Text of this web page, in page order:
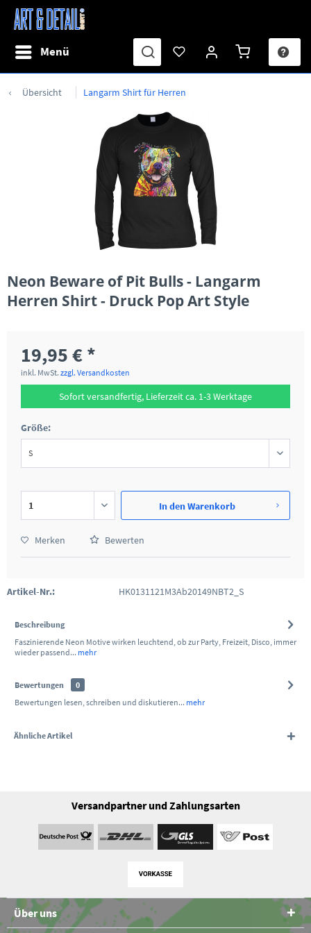
Menü
Übersicht Langarm Shirt für Herren
Neon Beware of Pit Bulls - Langarm
Herren Shirt - Druck Pop Art Style
19,95 € *
inkl. MwSt. zzgl. Versandkosten
Sofort versandfertig, Lieferzeit ca. 1-3 Werktage
Größe:
In denWarenkorb
Merken Bewerten
Artikel-Nr.: HK0131121M3Ab20149NBT2_S
Beschreibung
Faszinierende Neon Motive wirken leuchtend, ob zur Party, Freizeit, Disco, immer
wieder passend... mehr
Bewertungen
0
Bewertungen lesen, schreiben und diskutieren... mehr
Ähnliche Artikel
Versandpartner und Zahlungsarten
Über uns